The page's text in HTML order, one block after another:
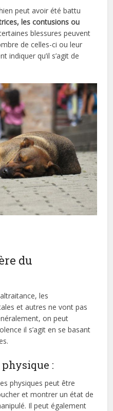
peut avoir été battu
les contusions ou
blessures peuvent
de celles-ci ou leur
indiquer qu’il s’agit de
du
les
et autres ne vont pas
on peut
il s’agit en se basant
:
physiques peut être
et montrer un état de
Il peut également